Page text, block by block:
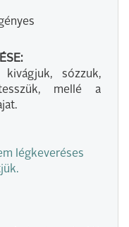
sózzuk,
mellé a
légkeveréses